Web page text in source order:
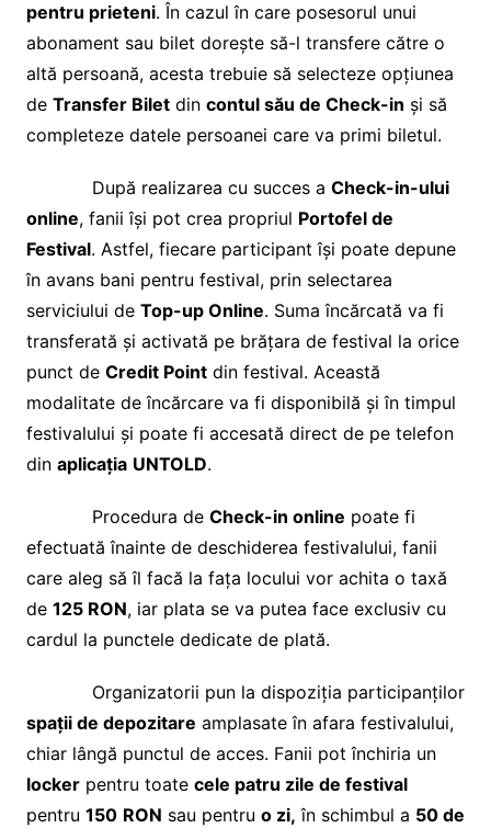
pentru prieteni. În cazul în care posesorul unui
abonament sau bilet dorește să-l transfere către o
altă persoană, acesta trebuie să selecteze opțiunea
de Transfer Biletdin contul său de Check-in și să
completeze datele persoanei care va primi biletul.
După realizarea cu succes a Check-in-ului
online, fanii își pot crea propriul Portofel de
Festival. Astfel, fiecare participant își poate depune
în avans bani pentru festival, prin selectarea
serviciului de Top-up Online. Suma încărcată va fi
transferată și activată pe brățara de festival la orice
punct de Credit Pointdin festival. Această
modalitate de încărcare va fi disponibilă și în timpul
festivalului și poate fi accesată direct de pe telefon
din aplicația UNTOLD.
Procedura de Check-in online poate fi
efectuată înainte de deschiderea festivalului, fanii
care aleg să îl facă la fața locului vor achita o taxă
de 125 RON, iar plata se va putea face exclusiv cu
cardul la punctele dedicate de plată.
Organizatorii pun la dispoziția participanților
spații de depozitare amplasate în afara festivalului,
chiar lângă punctul de acces. Fanii pot închiria un
lockerpentru toate cele patru zile de festival
pentru 150 RON sau pentru o zi, în schimbul a 50 de